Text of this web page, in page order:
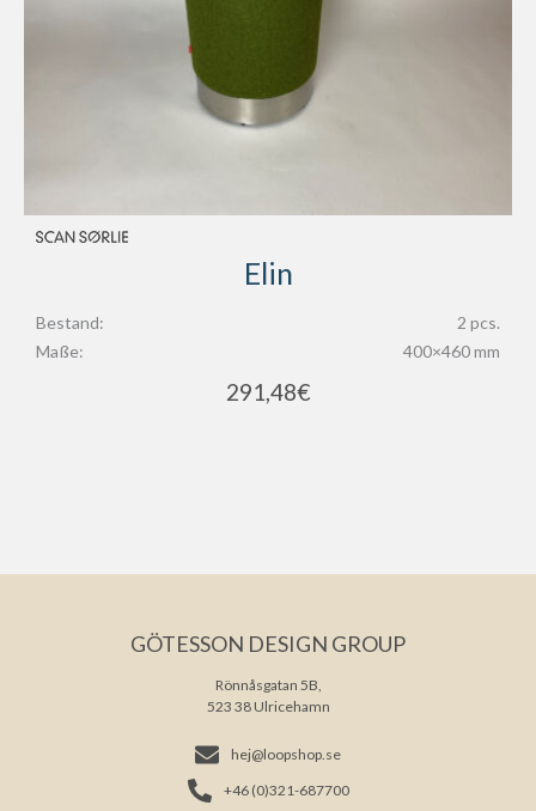
Elin
Bestand:
2 pcs.
Maße:
400×460 mm
291,48€
GÖTESSON DESIGN GROUP
Rönnåsgatan 5B,
523 38 Ulricehamn
hej@loopshop.se
+46 (0)321-687700